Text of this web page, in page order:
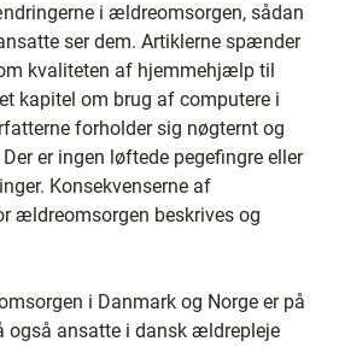
i ældreomsorgen, sådan
ser dem. Artiklerne spænder
kvaliteten af hjemmehjælp til
kapitel om brug af computere i
forholder sig nøgternt og
er ingen løftede pegefingre eller
Konsekvenserne af
ældreomsorgen beskrives og
i Danmark og Norge er på
også ansatte i dansk ældrepleje